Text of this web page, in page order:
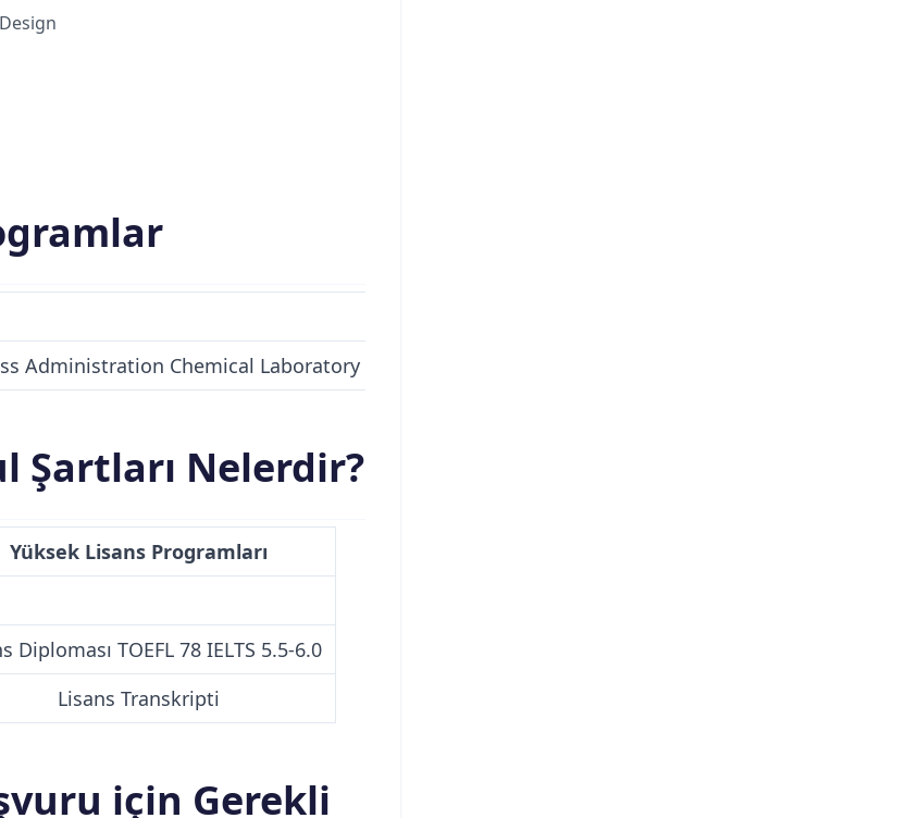
Administration Chemical Laboratory Technology Chemical Production & Power Engineering
Şartları Nelerdir?
Yüksek Lisans Programları
Diploması TOEFL 78 IELTS 5.5-6.0
Lisans Transkripti
için Gerekli